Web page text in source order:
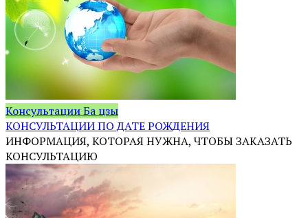
Консультации Ба цзы
КОНСУЛЬТАЦИИ ПО ДАТЕ РОЖДЕНИЯ
ИНФОРМАЦИЯ, КОТОРАЯ НУЖНА, ЧТОБЫ ЗАКАЗАТЬ
КОНСУЛЬТАЦИЮ